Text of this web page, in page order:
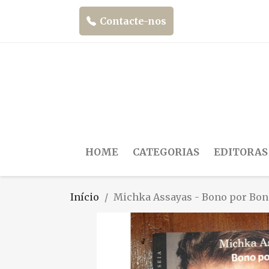
Contacte-nos
HOME CATEGORIAS EDITORAS
Início Michka Assayas - Bono por